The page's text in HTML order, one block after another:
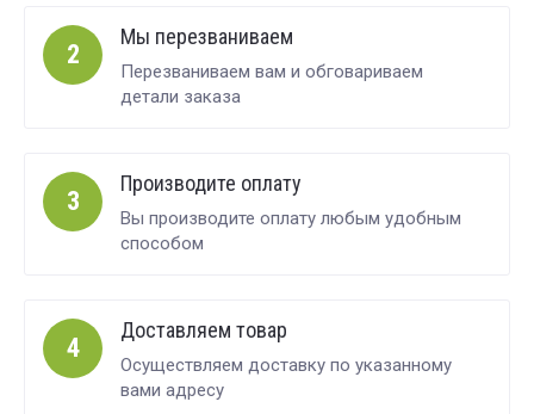
2
Мы перезваниваем
Перезваниваем вам и обговариваем
детали заказа
3
Производите оплату
Вы производите оплату любым удобным
способом
4
Доставляем товар
Осуществляем доставку по указанному
вами адресу